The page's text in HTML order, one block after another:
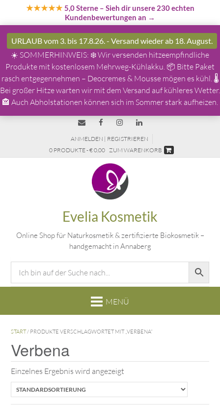
★★★★★5,0 Sterne– Sieh dir unsere 230 echten
Kundenbewertungen an →
URLAUB vom 3. bis 17.8.26. - Versand wieder ab 18. August.
☀️ SOMMERHINWEIS: ❄️ Wir versenden hitzeempfindliche
Produkte mit kostenlosem Mehrweg-Kühlakku. 📦 Bitte Paket
rasch entgegennehmen – Deocremes & Mousse mögen es kühl. 🌡️
Bei großer Hitze warten wir mit dem Versand auf kühleres Wetter.
🏤 Auch Abholstationen können sich im Sommer stark aufheizen.
ANMELDEN | REGISTRIEREN
0 PRODUKTE - € 0,00 ZUM WARENKORB
Evelia Kosmetik
Online Shop für Naturkosmetik & zertifizierte Biokosmetik –
handgemacht in Annaberg
START/ PRODUKTE VERSCHLAGWORTET MIT „VERBENA“
Verbena
Einzelnes Ergebnis wird angezeigt